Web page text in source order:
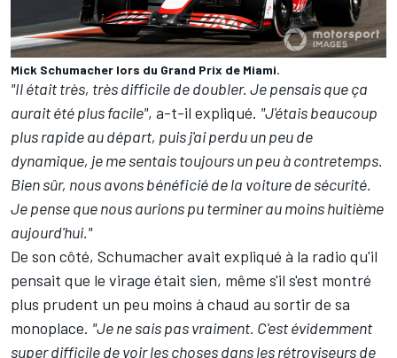
Mick Schumacher lors du Grand Prix de Miami.
"Il était très, très difficile de doubler. Je pensais que ça
aurait été plus facile", a-t-il expliqué. "J'étais beaucoup
plus rapide au départ, puis j'ai perdu un peu de
dynamique, je me sentais toujours un peu à contretemps.
Bien sûr, nous avons bénéficié de la voiture de sécurité.
Je pense que nous aurions pu terminer au moins huitième
aujourd'hui."
De son côté, Schumacher avait expliqué à la radio qu'il
pensait que le virage était sien, même s'il s'est montré
plus prudent un peu moins à chaud au sortir de sa
monoplace. "Je ne sais pas vraiment. C'est évidemment
super difficile de voir les choses dans les rétroviseurs de